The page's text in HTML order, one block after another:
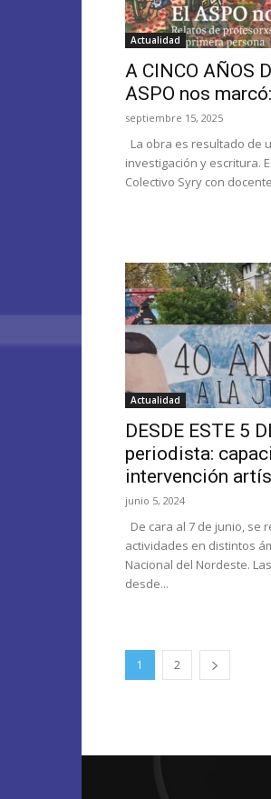
Actualidad
A CINCO AÑOS
ASPO nos
septiembre 15, 2025
La obra es resultado de
investigación y escritura.
Colectivo Syry con
Actualidad
DESDE ESTE 5
periodista:
intervención
junio 5, 2024
De cara al 7 de junio, se
actividades en distintos
Nacional del Nordeste.
desde...
1 2